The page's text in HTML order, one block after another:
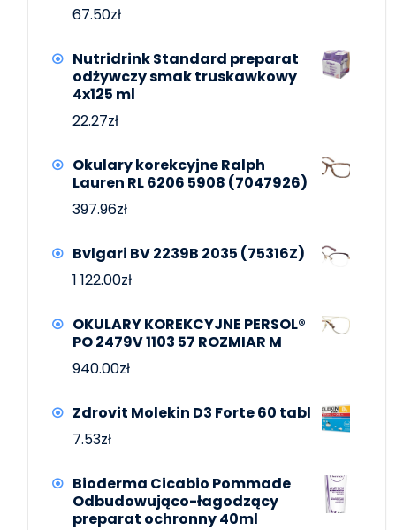
67.50zł
Nutridrink Standard preparat
odżywczy smak truskawkowy
4x125 ml
22.27zł
Okulary korekcyjne Ralph
Lauren RL 6206 5908 (7047926)
397.96zł
Bvlgari BV 2239B 2035 (75316Z)
1 122.00zł
OKULARY KOREKCYJNE PERSOL®
PO 2479V 1103 57 ROZMIAR M
940.00zł
Zdrovit Molekin D3 Forte 60 tabl
7.53zł
Bioderma Cicabio Pommade
Odbudowująco-łagodzący
preparat ochronny 40ml